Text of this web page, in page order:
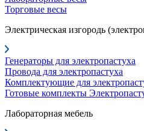
Торговые весы
Электрическая изгородь
Генераторы для электропастуха
Провода для электропастуха
Комплектующие для
Готовые комплекты
Лабораторная мебель